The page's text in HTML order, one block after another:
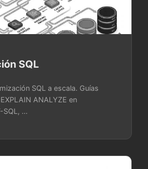
SQL
SQL a escala. Guías
ANALYZE en
SQL, …